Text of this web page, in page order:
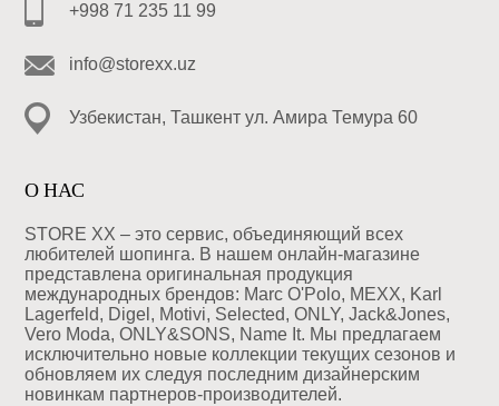
+998 71 235 11 99
info@storexx.uz
Узбекистан, Ташкент ул. Амира Темура 60
О НАС
STORE XX – это сервис, объединяющий всех
любителей шопинга. В нашем онлайн-магазине
представлена оригинальная продукция
международных брендов: Marc O'Polo, MEXX, Karl
Lagerfeld, Digel, Motivi, Selected, ONLY, Jack&Jones,
Vero Moda, ONLY&SONS, Name It. Мы предлагаем
исключительно новые коллекции текущих сезонов и
обновляем их следуя последним дизайнерским
новинкам партнеров-производителей.